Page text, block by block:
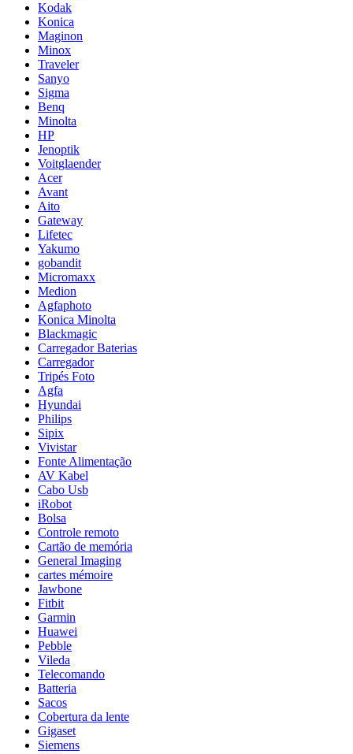
Kodak
Konica
Maginon
Minox
Traveler
Sanyo
Sigma
Benq
Minolta
HP
Jenoptik
Voitglaender
Acer
Avant
Aito
Gateway
Lifetec
Yakumo
gobandit
Micromaxx
Medion
Agfaphoto
Konica Minolta
Blackmagic
Carregador Baterias
Carregador
Tripés Foto
Agfa
Hyundai
Philips
Sipix
Vivistar
Fonte Alimentação
AV Kabel
Cabo Usb
iRobot
Bolsa
Controle remoto
Cartão de memória
General Imaging
cartes mémoire
Jawbone
Fitbit
Garmin
Huawei
Pebble
Vileda
Telecomando
Batteria
Sacos
Cobertura da lente
Gigaset
Siemens